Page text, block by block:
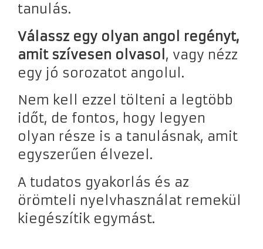
tanulás.
Válassz egy olyan angol regényt,
amit szívesen olvasol , vagy nézz
egy jó sorozatot angolul.
Nem kell ezzel tölteni a legtöbb
időt, de fontos, hogy legyen
olyan része is a tanulásnak, amit
egyszerűen élvezel.
A tudatos gyakorlás és az
örömteli nyelvhasználat remekül
kiegészítik egymást.